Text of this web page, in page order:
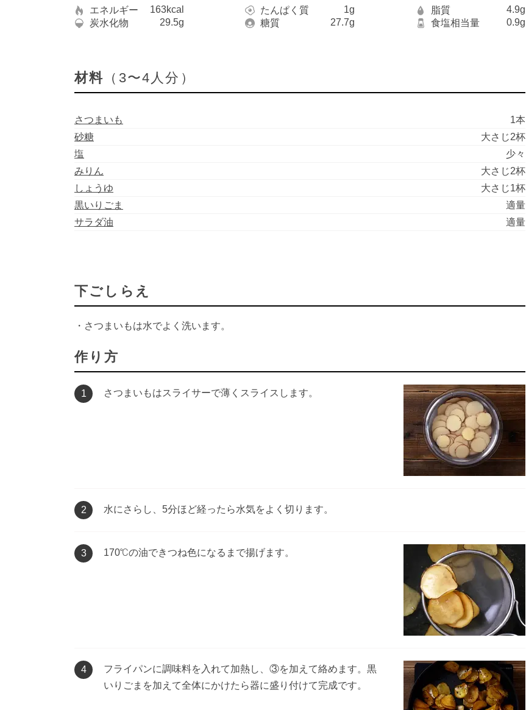
エネルギー 163kcal たんぱく質 1g 脂質
4.9g
炭水化物
29.5g 糖質 27.7g 食塩相当量 0.9g
材料 （3〜4人分）
さつまいも
1本
砂糖
大さじ2杯
塩
少々
みりん
大さじ2杯
しょうゆ
大さじ1杯
黒いりごま
適量
サラダ油
適量
下ごしらえ
・さつまいもは水でよく洗います。
作り方
1 さつまいもはスライサーで薄くスライスします。
2 水にさらし、5分ほど経ったら水気をよく切ります。
3 170℃の油できつね色になるまで揚げます。
4
フライパンに調味料を入れて加熱し、③を加えて絡めます。黒
いりごまを加えて全体にかけたら器に盛り付けて完成です。